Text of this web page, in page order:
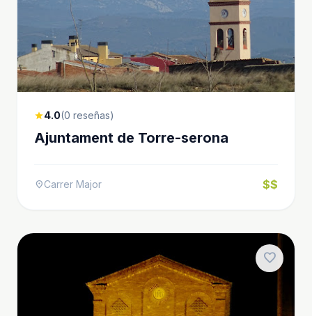
star4.0(0 reseñas)
Ajuntament de Torre-serona
location_onCarrer Major $$
favorite